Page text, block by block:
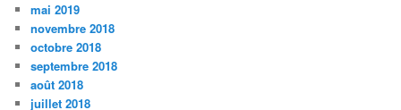
mai 2019
novembre 2018
octobre 2018
septembre 2018
août 2018
juillet 2018